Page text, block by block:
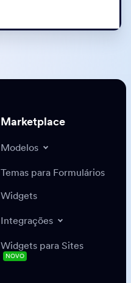
Marketplace
Modelos
Temas para Formulários
Widgets
Integrações
Widgets para Sites
NOVO